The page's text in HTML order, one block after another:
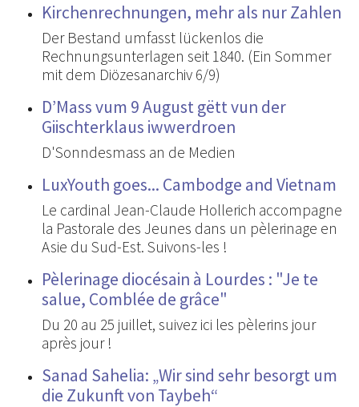
Kirchenrechnungen, mehr als nur Zahlen
Der Bestand umfasst lückenlos die
Rechnungsunterlagen seit 1840. (Ein Sommer
mit dem Diözesanarchiv 6/9)
D’Mass vum 9 August gëtt vun der
Giischterklaus iwwerdroen
D'Sonndesmass an de Medien
LuxYouth goes... Cambodge and Vietnam
Le cardinal Jean-Claude Hollerich accompagne
la Pastorale des Jeunes dans un pèlerinage en
Asie du Sud-Est. Suivons-les !
Pèlerinage diocésain à Lourdes : "Je te
salue, Comblée de grâce"
Du 20 au 25 juillet, suivez ici les pèlerins jour
après jour !
Sanad Sahelia: „Wir sind sehr besorgt um
die Zukunft von Taybeh“